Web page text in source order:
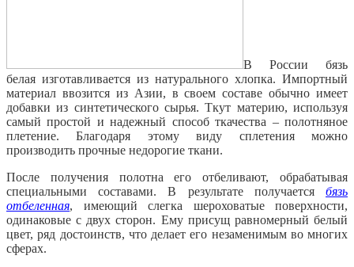
В России бязь
белая изготавливается из натурального хлопка. Импортный
материал ввозится из Азии, в своем составе обычно имеет
добавки из синтетического сырья. Ткут материю, используя
самый простой и надежный способ ткачества – полотняное
плетение. Благодаря этому виду сплетения можно
производить прочные недорогие ткани.
После получения полотна его отбеливают, обрабатывая
специальными составами. В результате получается бязь
отбеленная, имеющий слегка шероховатые поверхности,
одинаковые с двух сторон. Ему присущ равномерный белый
цвет, ряд достоинств, что делает его незаменимым во многих
сферах.